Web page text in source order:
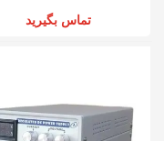
تماس بگیرید